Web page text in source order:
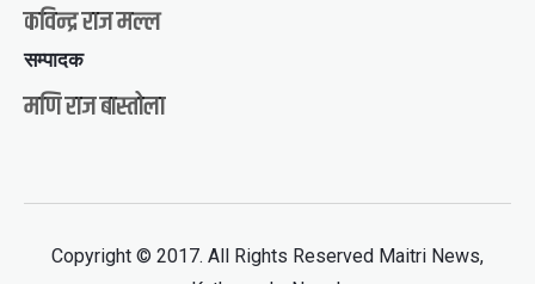
कविन्द्र राज मल्ल
सम्पादक
मणि राज बास्तोला
Copyright © 2017. All Rights Reserved Maitri News,